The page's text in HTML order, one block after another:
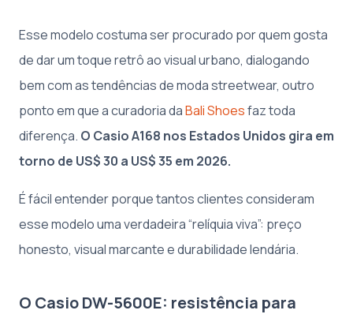
Esse modelo costuma ser procurado por quem gosta
de dar um toque retrô ao visual urbano, dialogando
bem com as tendências de moda streetwear, outro
ponto em que a curadoria daBali Shoesfaz toda
diferença. O Casio A168 nos Estados Unidos gira em
torno de US$ 30 a US$ 35 em 2026.
É fácil entender porque tantos clientes consideram
esse modelo uma verdadeira “relíquia viva”: preço
honesto, visual marcante e durabilidade lendária.
O Casio DW-5600E: resistência para